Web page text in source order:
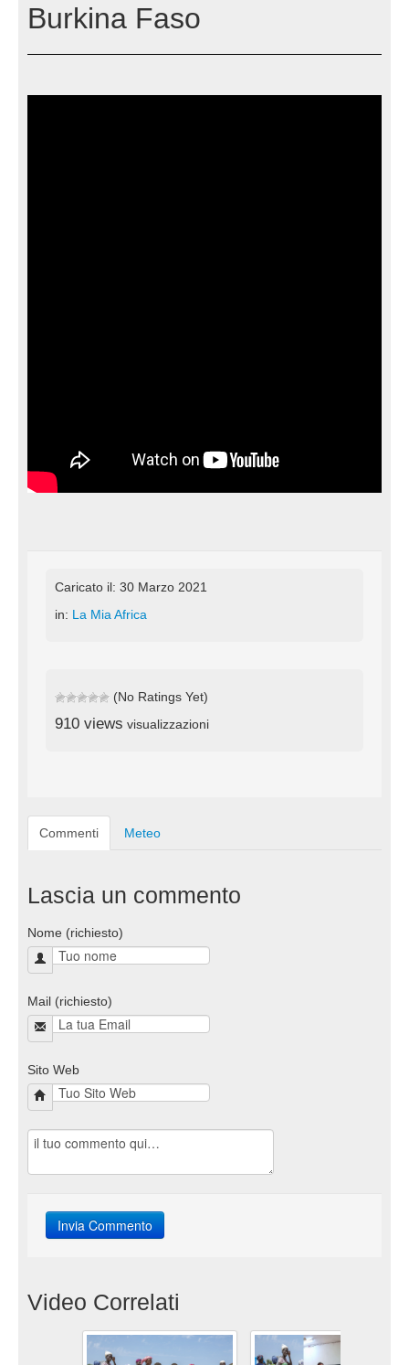
Burkina Faso
Caricato il: 30 Marzo 2021
in: La Mia Africa
(No Ratings Yet)
910 views visualizzazioni
Commenti Meteo
Lascia un commento
Nome (richiesto)
Mail (richiesto)
Sito Web
Video Correlati